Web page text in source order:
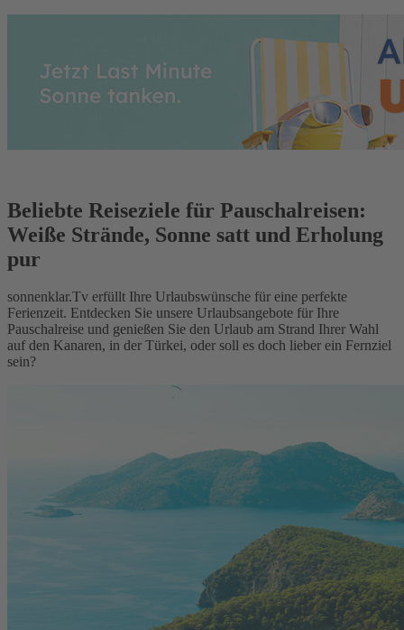
Beliebte Reiseziele für Pauschalreisen:
Weiße Strände, Sonne satt und Erholung
pur
sonnenklar.Tv erfüllt Ihre Urlaubswünsche für eine perfekte
Ferienzeit. Entdecken Sie unsere Urlaubsangebote für Ihre
Pauschalreise und genießen Sie den Urlaub am Strand Ihrer Wahl
auf den Kanaren, in der Türkei, oder soll es doch lieber ein Fernziel
sein?